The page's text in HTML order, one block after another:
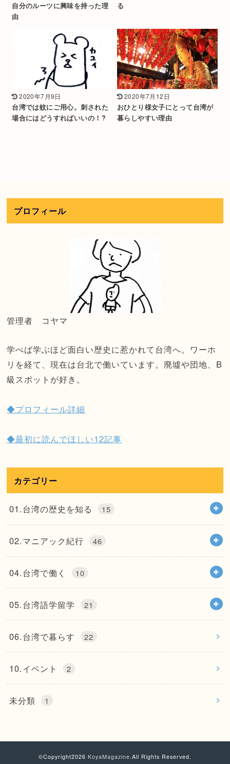
自分のルーツに興味を持った理
由
る
2020年7月9日
台湾では蚊にご用心。刺された
場合にはどうすればいいの！?
2020年7月12日
おひとり様女子にとって台湾が
暮らしやすい理由
プロフィール
管理者 コヤマ
学べば学ぶほど面白い歴史に惹かれて台湾へ。ワーホ
リを経て、現在は台北で働いています。廃墟や団地、B
級スポットが好き。
◆プロフィール詳細
◆最初に読んでほしい12記事
カテゴリー
01.台湾の歴史を知る 15
02.マニアック紀行 46
04.台湾で働く 10
05.台湾語学留学 21
06.台湾で暮らす 22
10.イベント 2
未分類 1
©Copyright2026 KoyaMagazine.All Rights Reserved.